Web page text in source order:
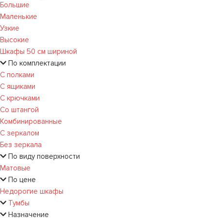
Большие
Маленькие
Узкие
Высокие
Шкафы 50 см шириной
По комплектации
С полками
С ящиками
С крючками
Со штангой
Комбинированные
С зеркалом
Без зеркала
По виду поверхности
Матовые
По цене
Недорогие шкафы
Тумбы
Назначение